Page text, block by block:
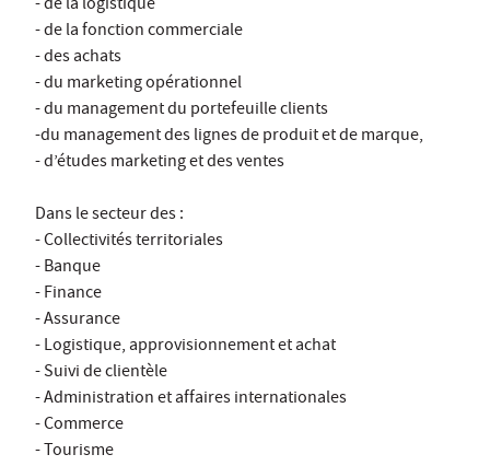
- de la logistique
- de la fonction commerciale
- des achats
- du marketing opérationnel
- du management du portefeuille clients
-du management des lignes de produit et de marque,
- d’études marketing et des ventes
Dans le secteur des :
- Collectivités territoriales
- Banque
- Finance
- Assurance
- Logistique, approvisionnement et achat
- Suivi de clientèle
- Administration et affaires internationales
- Commerce
- Tourisme